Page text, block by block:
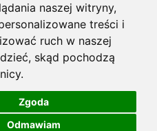
naszej witryny,
treści i
ruch w naszej
skąd pochodzą
Zgoda
Odmawiam
Nazwa miasta zaczęła
jako Warszewa, a od XV wieku
na Warszawa w XV wieku
wymowy dialektycznej.